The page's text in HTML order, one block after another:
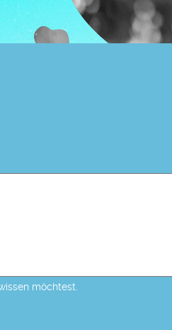
möchtest.